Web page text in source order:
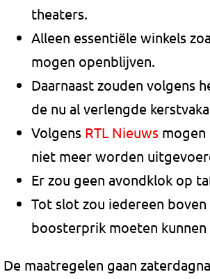
theaters.
Alleen essentiële winkels
mogen openblijven.
Daarnaast zouden volgens
de nu al verlengde
Volgens RTL Nieuws mogen
niet meer worden
Er zou geen avondklok op
Tot slot zou iedereen
boosterprik moeten kunnen
De maatregelen gaan